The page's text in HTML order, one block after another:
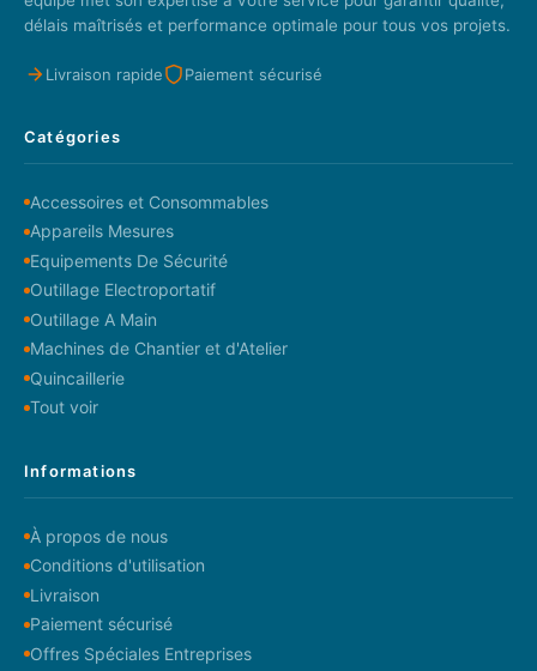
délais maîtrisés et performance optimale pour tous vos projets.
Livraison rapide Paiement sécurisé
Catégories
Accessoires et Consommables
Appareils Mesures
Equipements De Sécurité
Outillage Electroportatif
Outillage A Main
Machines de Chantier et d'Atelier
Quincaillerie
Tout voir
Informations
À propos de nous
Conditions d'utilisation
Livraison
Paiement sécurisé
Offres Spéciales Entreprises